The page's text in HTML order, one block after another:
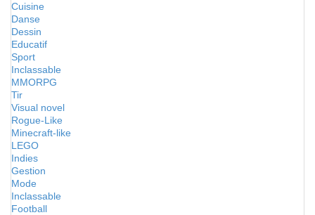
Cuisine
Danse
Dessin
Educatif
Sport
Inclassable
MMORPG
Tir
Visual novel
Rogue-Like
Minecraft-like
LEGO
Indies
Gestion
Mode
Inclassable
Football